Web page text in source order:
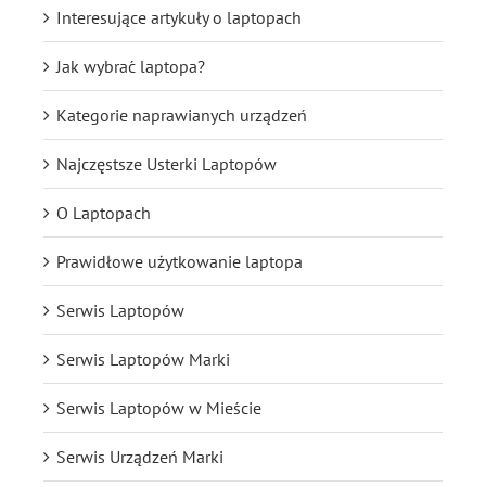
Interesujące artykuły o laptopach
Jak wybrać laptopa?
Kategorie naprawianych urządzeń
Najczęstsze Usterki Laptopów
O Laptopach
Prawidłowe użytkowanie laptopa
Serwis Laptopów
Serwis Laptopów Marki
Serwis Laptopów w Mieście
Serwis Urządzeń Marki